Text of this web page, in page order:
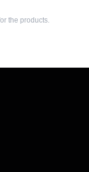
the products.